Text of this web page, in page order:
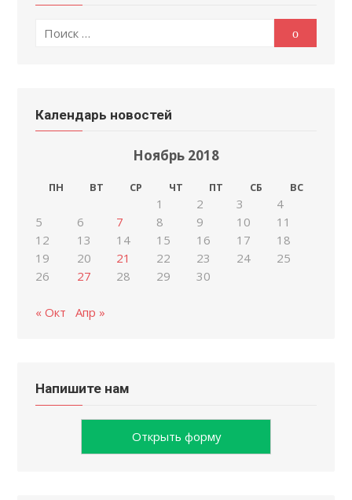
по:
Календарь новостей
Ноябрь 2018
ПН ВТ СР ЧТ ПТ СБ ВС
1 2 3
4
5
6 7 8 9 10
11
12
13 14 15 16 17
18
19
20 21 22 23 24
25
26
27 28 29 30
« Окт Апр »
Напишите нам
Открыть форму